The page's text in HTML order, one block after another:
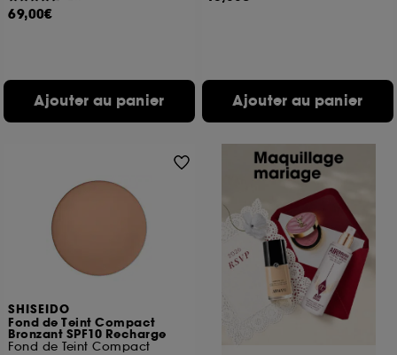
69,00€
Ajouter au panier Ajouter au panier
SHISEIDO
Fond de Teint Compact
Bronzant SPF10 Recharge
Fond de Teint Compact